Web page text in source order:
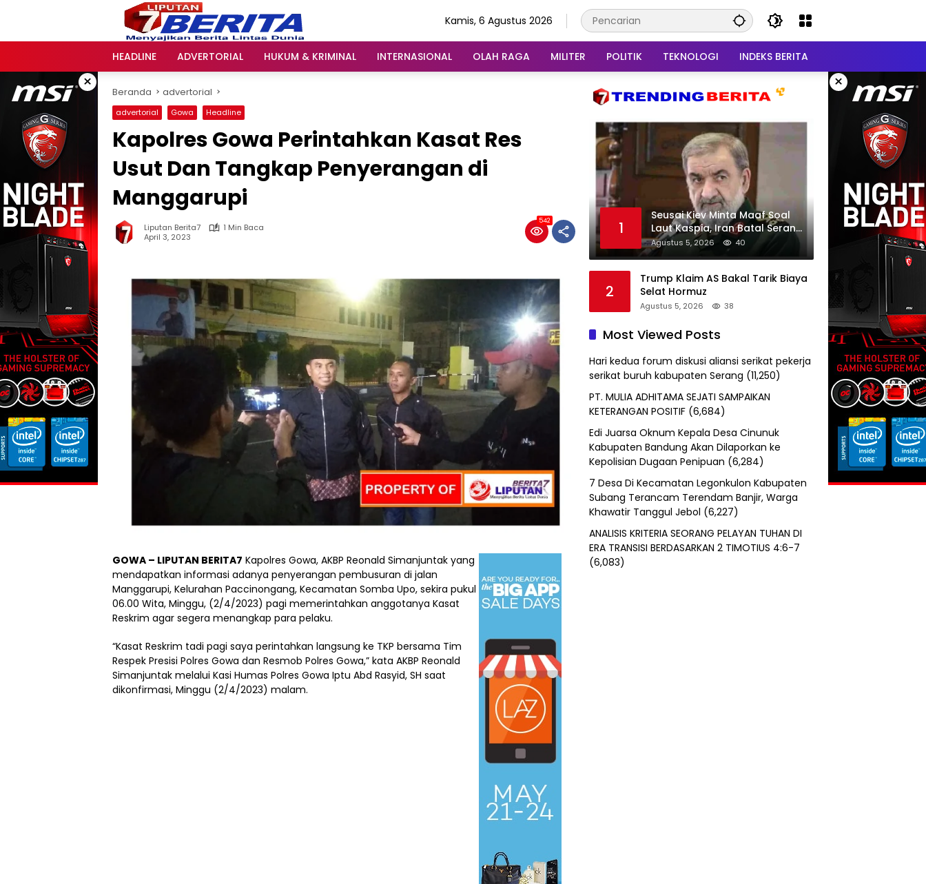
Kamis, 6 Agustus 2026
HEADLINE ADVERTORIAL HUKUM & KRIMINAL INTERNASIONAL OLAH RAGA MILITER POLITIK TEKNOLOGI INDEKS BERITA
× ×
Beranda advertorial
advertorial Gowa Headline
Kapolres Gowa Perintahkan Kasat Res
Usut Dan Tangkap Penyerangan di
Manggarupi
Liputan Berita7
1 Min Baca
April 3, 2023
542
GOWA – LIPUTAN BERITA7 Kapolres Gowa, AKBP Reonald Simanjuntak yang
mendapatkan informasi adanya penyerangan pembusuran di jalan
Manggarupi, Kelurahan Paccinongang, Kecamatan Somba Upo, sekira pukul
06.00 Wita, Minggu, (2/4/2023) pagi memerintahkan anggotanya Kasat
Reskrim agar segera menangkap para pelaku.
“Kasat Reskrim tadi pagi saya perintahkan langsung ke TKP bersama Tim
Respek Presisi Polres Gowa dan Resmob Polres Gowa,” kata AKBP Reonald
Simanjuntak melalui Kasi Humas Polres Gowa Iptu Abd Rasyid, SH saat
dikonfirmasi, Minggu (2/4/2023) malam.
1
Seusai Kiev Minta Maaf Soal
Laut Kaspia, Iran Batal Serang
Ukraina
Agustus 5, 2026 40
2
Trump Klaim AS Bakal Tarik Biaya
Selat Hormuz
Agustus 5, 2026 38
Most Viewed Posts
Hari kedua forum diskusi aliansi serikat pekerja
serikat buruh kabupaten Serang (11,250)
PT. MULIA ADHITAMA SEJATI SAMPAIKAN
KETERANGAN POSITIF (6,684)
Edi Juarsa Oknum Kepala Desa Cinunuk
Kabupaten Bandung Akan Dilaporkan ke
Kepolisian Dugaan Penipuan (6,284)
7 Desa Di Kecamatan Legonkulon Kabupaten
Subang Terancam Terendam Banjir, Warga
Khawatir Tanggul Jebol (6,227)
ANALISIS KRITERIA SEORANG PELAYAN TUHAN DI
ERA TRANSISI BERDASARKAN 2 TIMOTIUS 4:6-7
(6,083)